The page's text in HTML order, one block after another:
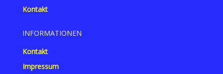
Kontakt
INFORMATIONEN
Kontakt
Impressum